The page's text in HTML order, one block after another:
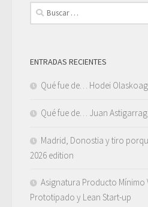
Buscar:
ENTRADAS RECIENTES
Qué fue de… Hodei
Qué fue de… Juan
Madrid, Donostia y tiro
2026 edition
Asignatura Producto Mínimo
Prototipado y Lean Start-up